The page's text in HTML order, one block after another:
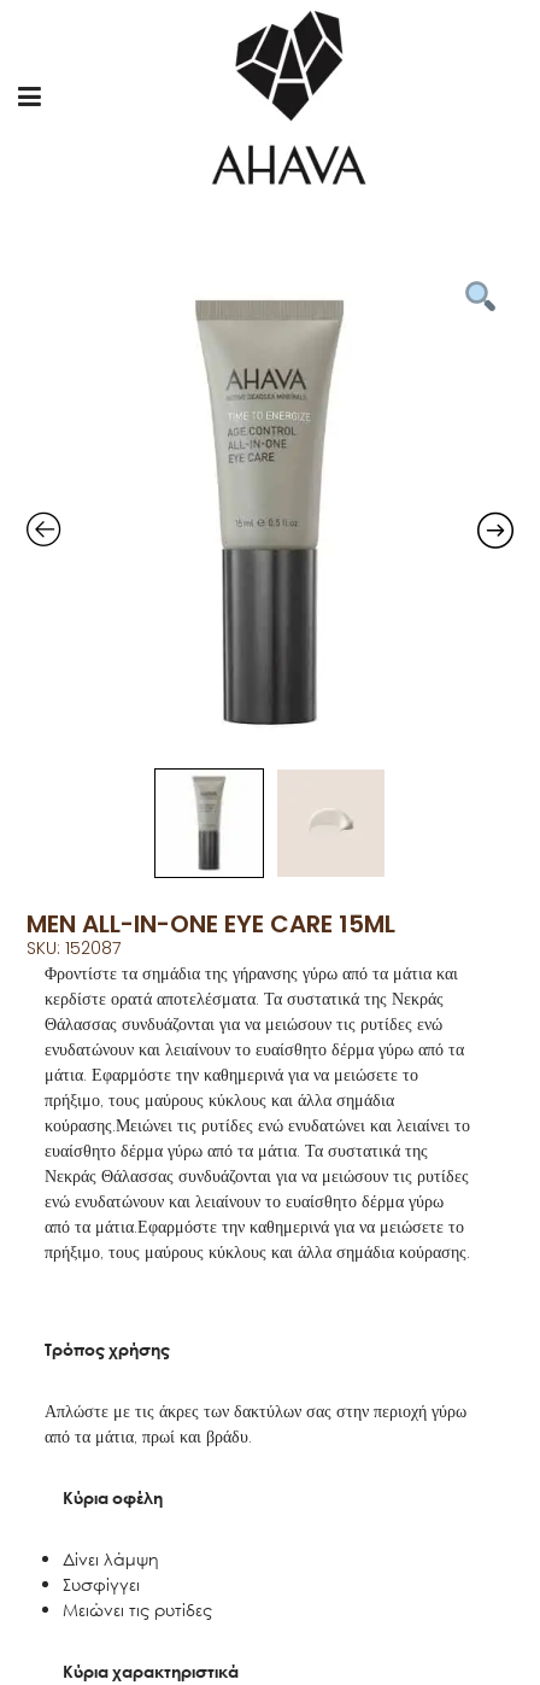
MEN ALL-IN-ONE EYE CARE 15ML
SKU: 152087
Φροντίστε τα σημάδια της γήρανσης γύρω από τα μάτια και
κερδίστε ορατά αποτελέσματα. Τα συστατικά της Νεκράς
Θάλασσας συνδυάζονται για να μειώσουν τις ρυτίδες ενώ
ενυδατώνουν και λειαίνουν το ευαίσθητο δέρμα γύρω από τα
μάτια. Εφαρμόστε την καθημερινά για να μειώσετε το
πρήξιμο, τους μαύρους κύκλους και άλλα σημάδια
κούρασης.Μειώνει τις ρυτίδες ενώ ενυδατώνει και λειαίνει το
ευαίσθητο δέρμα γύρω από τα μάτια. Τα συστατικά της
Νεκράς Θάλασσας συνδυάζονται για να μειώσουν τις ρυτίδες
ενώ ενυδατώνουν και λειαίνουν το ευαίσθητο δέρμα γύρω
από τα μάτια.Εφαρμόστε την καθημερινά για να μειώσετε το
πρήξιμο, τους μαύρους κύκλους και άλλα σημάδια κούρασης.
Τρόπος χρήσης
Απλώστε με τις άκρες των δακτύλων σας στην περιοχή γύρω
από τα μάτια, πρωί και βράδυ.
Κύρια οφέλη
Δίνει λάμψη
Συσφίγγει
Μειώνει τις ρυτίδες
Κύρια χαρακτηριστικά